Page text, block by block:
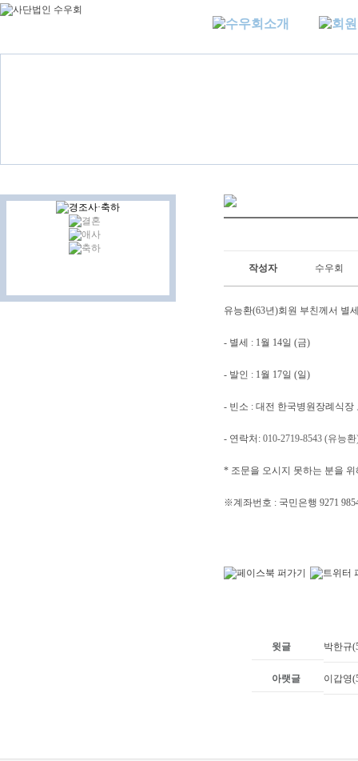
작성자 수우회
유능환(63년)회원 부친께서 별
- 별세 : 1월 14일 (금)
- 발인 : 1월 17일 (일)
- 빈소 : 대전 한국병원장례식장
- 연락처: 010-2719-8543 (유능
* 조문을 오시지 못하는 분을
※계좌번호 : 국민은행 9271
윗글 박한규
아랫글 이갑영